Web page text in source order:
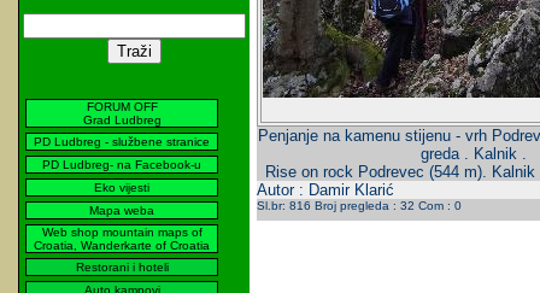
FORUM OFF
Grad Ludbreg
PD Ludbreg - službene stranice
PD Ludbreg- na Facebook-u
Eko vijesti
Mapa weba
Web shop mountain maps of
Croatia, Wanderkarte of Croatia
Restorani i hoteli
Auto kampovi
Penjanje na kamenu stijenu - vrh
greda . Kalnik .
Rise on rock Podrevec (544 m).
Autor : Damir Klarić
Sl.br: 816 Broj pregleda : 32 Com : 0